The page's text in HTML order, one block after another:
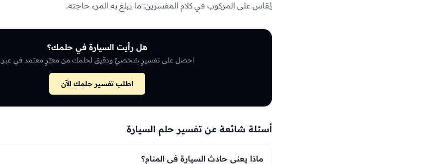
يُقاس على المركوب في كلام المفسرين: ما يبلغ به المرء حاجته.
هل رأيت السيارة في حلمك؟
احصل على تفسيرٍ شخصيٍّ ودقيق لحلمك من معبّرٍ معتمد في عبر.
اطلب تفسير حلمك الآن
أسئلة شائعة عن تفسير حلم السيارة
ماذا يعني حادث السيارة في المنام؟